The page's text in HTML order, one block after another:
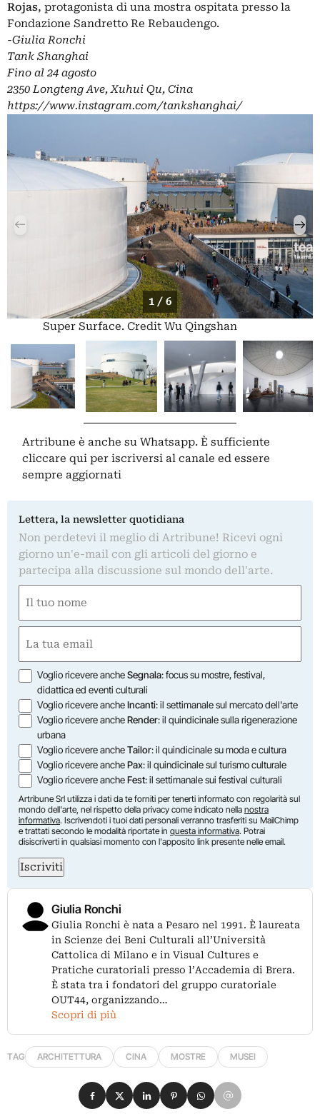
Rojas, protagonista di una mostra ospitata presso la
Fondazione Sandretto Re Rebaudengo.
-Giulia Ronchi
Tank Shanghai
Fino al 24 agosto
2350 Longteng Ave, Xuhui Qu, Cina
https://www.instagram.com/tankshanghai/
1 / 6
Super Surface. Credit Wu Qingshan
Artribune è anche su Whatsapp. È sufficiente
cliccare qui per iscriversi al canale ed essere
sempre aggiornati
Lettera, la newsletter quotidiana
Non perdetevi il meglio di Artribune! Ricevi ogni
giorno un'e-mail con gli articoli del giorno e
partecipa alla discussione sul mondo dell'arte.
(Obbligatorio)
Nome
(Obbligatorio)
Opzioni
Voglio ricevere ancheSegnala: focus su mostre, festival,
didattica ed eventi culturali
Voglio ricevere ancheIncanti: il settimanale sul mercato dell'arte
Voglio ricevere ancheRender: il quindicinale sulla rigenerazione
urbana
Voglio ricevere ancheTailor: il quindicinale su moda e cultura
Voglio ricevere anchePax: il quindicinale sul turismo culturale
Voglio ricevere ancheFest: il settimanale sui festival culturali
Artribune Srl utilizza i dati da te forniti per tenerti informato con regolarità sul
mondo dell'arte, nel rispetto della privacy come indicato nella nostra
informativa. Iscrivendoti i tuoi dati personali verranno trasferiti su MailChimp
e trattati secondo le modalità riportate in questa informativa. Potrai
disiscriverti in qualsiasi momento con l'apposito link presente nelle email.
Iscriviti
Giulia Ronchi
Giulia Ronchi è nata a Pesaro nel 1991. È laureata
in Scienze dei Beni Culturali all’Università
Cattolica di Milano e in Visual Cultures e
Pratiche curatoriali presso l’Accademia di Brera.
È stata tra i fondatori del gruppo curatoriale
OUT44, organizzando…
Scopri di più
TAG ARCHITETTURA CINA MOSTRE MUSEI
Condividi su Facebook
Condividi su X
Condividi su LinkedIn
Condividi su Pinterest
Condividi su WhatsApp
Condividi su Email